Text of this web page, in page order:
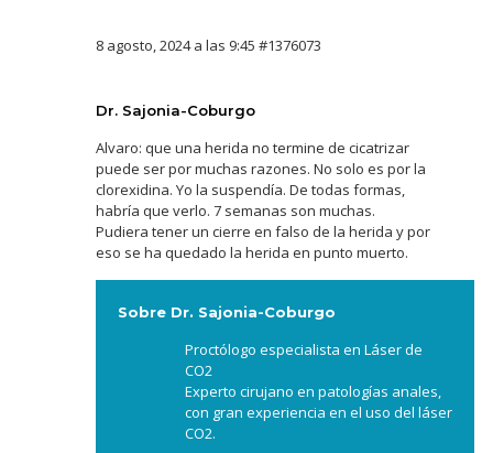
8 agosto, 2024 a las 9:45 #1376073
Dr. Sajonia-Coburgo
Alvaro: que una herida no termine de cicatrizar
puede ser por muchas razones. No solo es por la
clorexidina. Yo la suspendía. De todas formas,
habría que verlo. 7 semanas son muchas.
Pudiera tener un cierre en falso de la herida y por
eso se ha quedado la herida en punto muerto.
Sobre Dr. Sajonia-Coburgo
Proctólogo especialista en Láser de
CO2
Experto cirujano en patologías anales,
con gran experiencia en el uso del láser
CO2.